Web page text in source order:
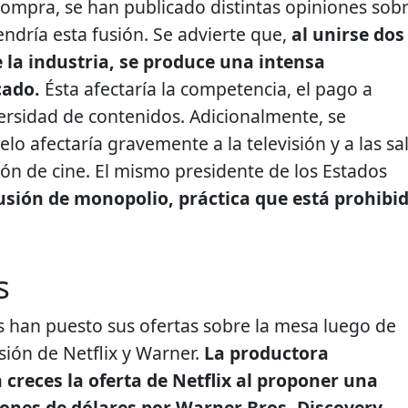
se han publicado distintas opiniones
esta fusión. Se advierte que, al unirse dos
la industria, se produce una intensa
Ésta afectaría la competencia, el pago a
de contenidos. Adicionalmente, se
afectaría gravemente a la televisión y a las
de cine. El mismo presidente de los Estados
de monopolio, práctica que está
han puesto sus ofertas sobre la mesa luego de
de Netflix y Warner. La productora
la oferta de Netflix al proponer una